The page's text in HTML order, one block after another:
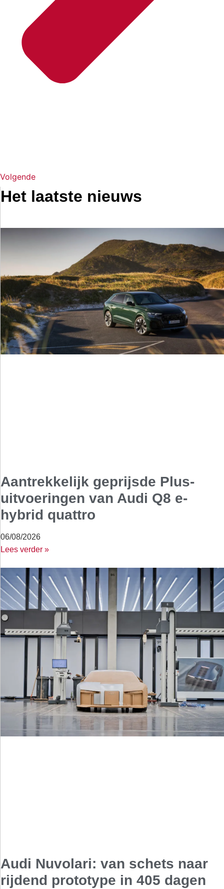
Volgende
Het laatste nieuws
Aantrekkelijk geprijsde Plus-
uitvoeringen van Audi Q8 e-
hybrid quattro
06/08/2026
Lees verder »
Audi Nuvolari: van schets naar
rijdend prototype in 405 dagen